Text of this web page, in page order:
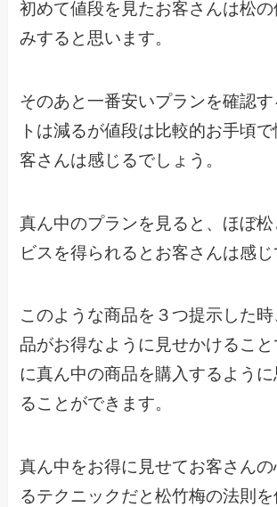
初めて値段を見たお客さんは松
みすると思います。
そのあと一番安いプランを確認
トは減るが値段は比較的お手頃
客さんは感じるでしょう。
真ん中のプランを見ると、ほぼ
ビスを得られるとお客さんは感じ
このような商品を３つ提示した
品がお得なように見せかけるこ
に真ん中の商品を購入するよう
ることができます。
真ん中をお得に見せてお客さん
るテクニックだと松竹梅の法則